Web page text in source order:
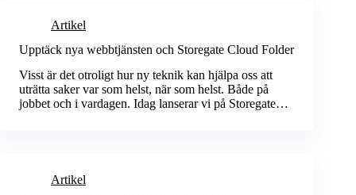
Artikel
Upptäck nya webbtjänsten och Storegate Cloud Folder
Visst är det otroligt hur ny teknik kan hjälpa oss att
uträtta saker var som helst, när som helst. Både på
jobbet och i vardagen. Idag lanserar vi på Storegate…
Artikel